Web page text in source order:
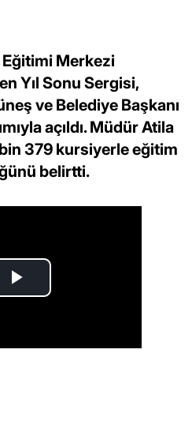
Merkezi
Yıl Sonu Sergisi,
ve Belediye Başkanı
açıldı. Müdür Atila
379 kursiyerle eğitim
belirtti.